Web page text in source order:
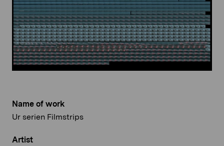
Name of work
Ur serien Filmstrips
Artist